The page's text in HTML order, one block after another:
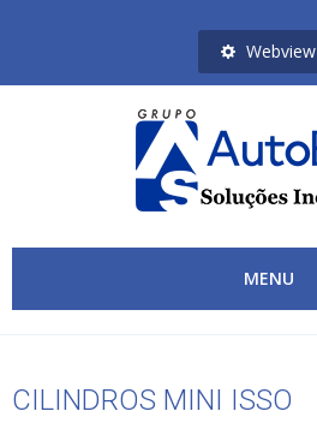
Webview
MENU
CILINDROS MINI ISSO